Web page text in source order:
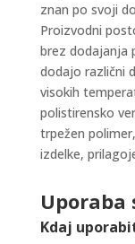
znan po svoji
Proizvodni
brez dodajanja
dodajo različni
visokih
polistirensko
trpežen
izdelke,
Kdaj